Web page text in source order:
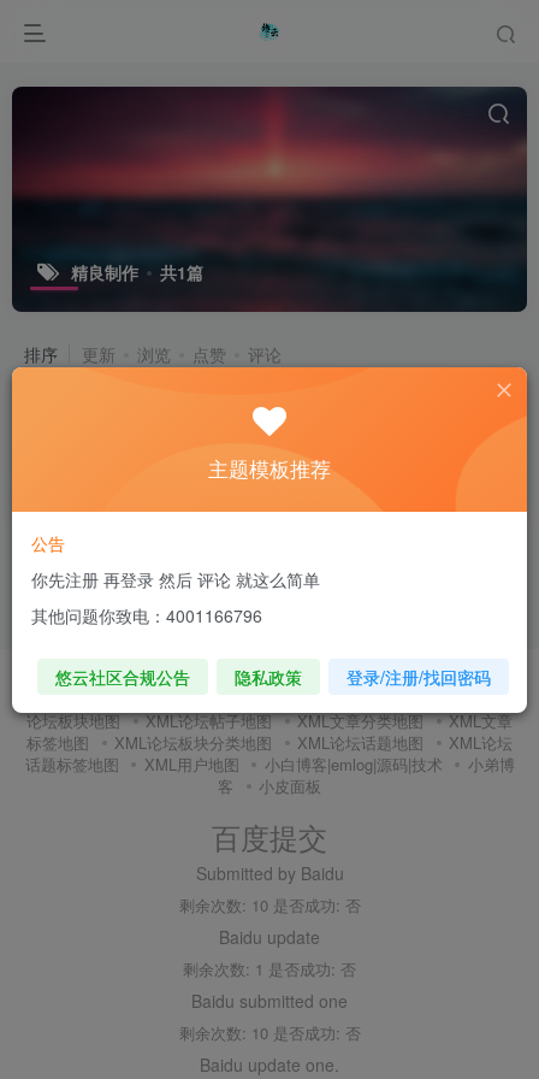
精良制作 共1篇
排序 更新 浏览 点赞 评论
《哪吒2》全球票房破120亿，剑指全
球票房榜TOP10
专题报道 新闻资讯
友链申请 内搜百度(内推) 免责声明 广告合作
关于我们
隐私政策
XMl全站地图 XML文章地图
论坛板块地图
XML论坛帖子地图 XML文章分类地图
XML文章
标签地图
XML论坛板块分类地图 XML论坛话题地图
XML论坛
话题标签地图
XML用户地图 小白博客|emlog|源码|技术
小弟博
客
小皮面板
百度提交
Submitted by Baidu
剩余次数: 10 是否成功: 否
Baidu update
剩余次数: 1 是否成功: 否
Baidu submitted one
剩余次数: 10 是否成功: 否
Baidu update one.
主题模板推荐
公告
你先注册 再登录 然后 评论 就这么简单
其他问题你致电：4001166796
悠云社区合规公告 隐私政策 登录/注册/找回密码